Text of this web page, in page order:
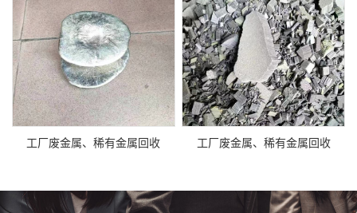
工厂废金属、稀有金属回收 工厂废金属、稀有金属回收